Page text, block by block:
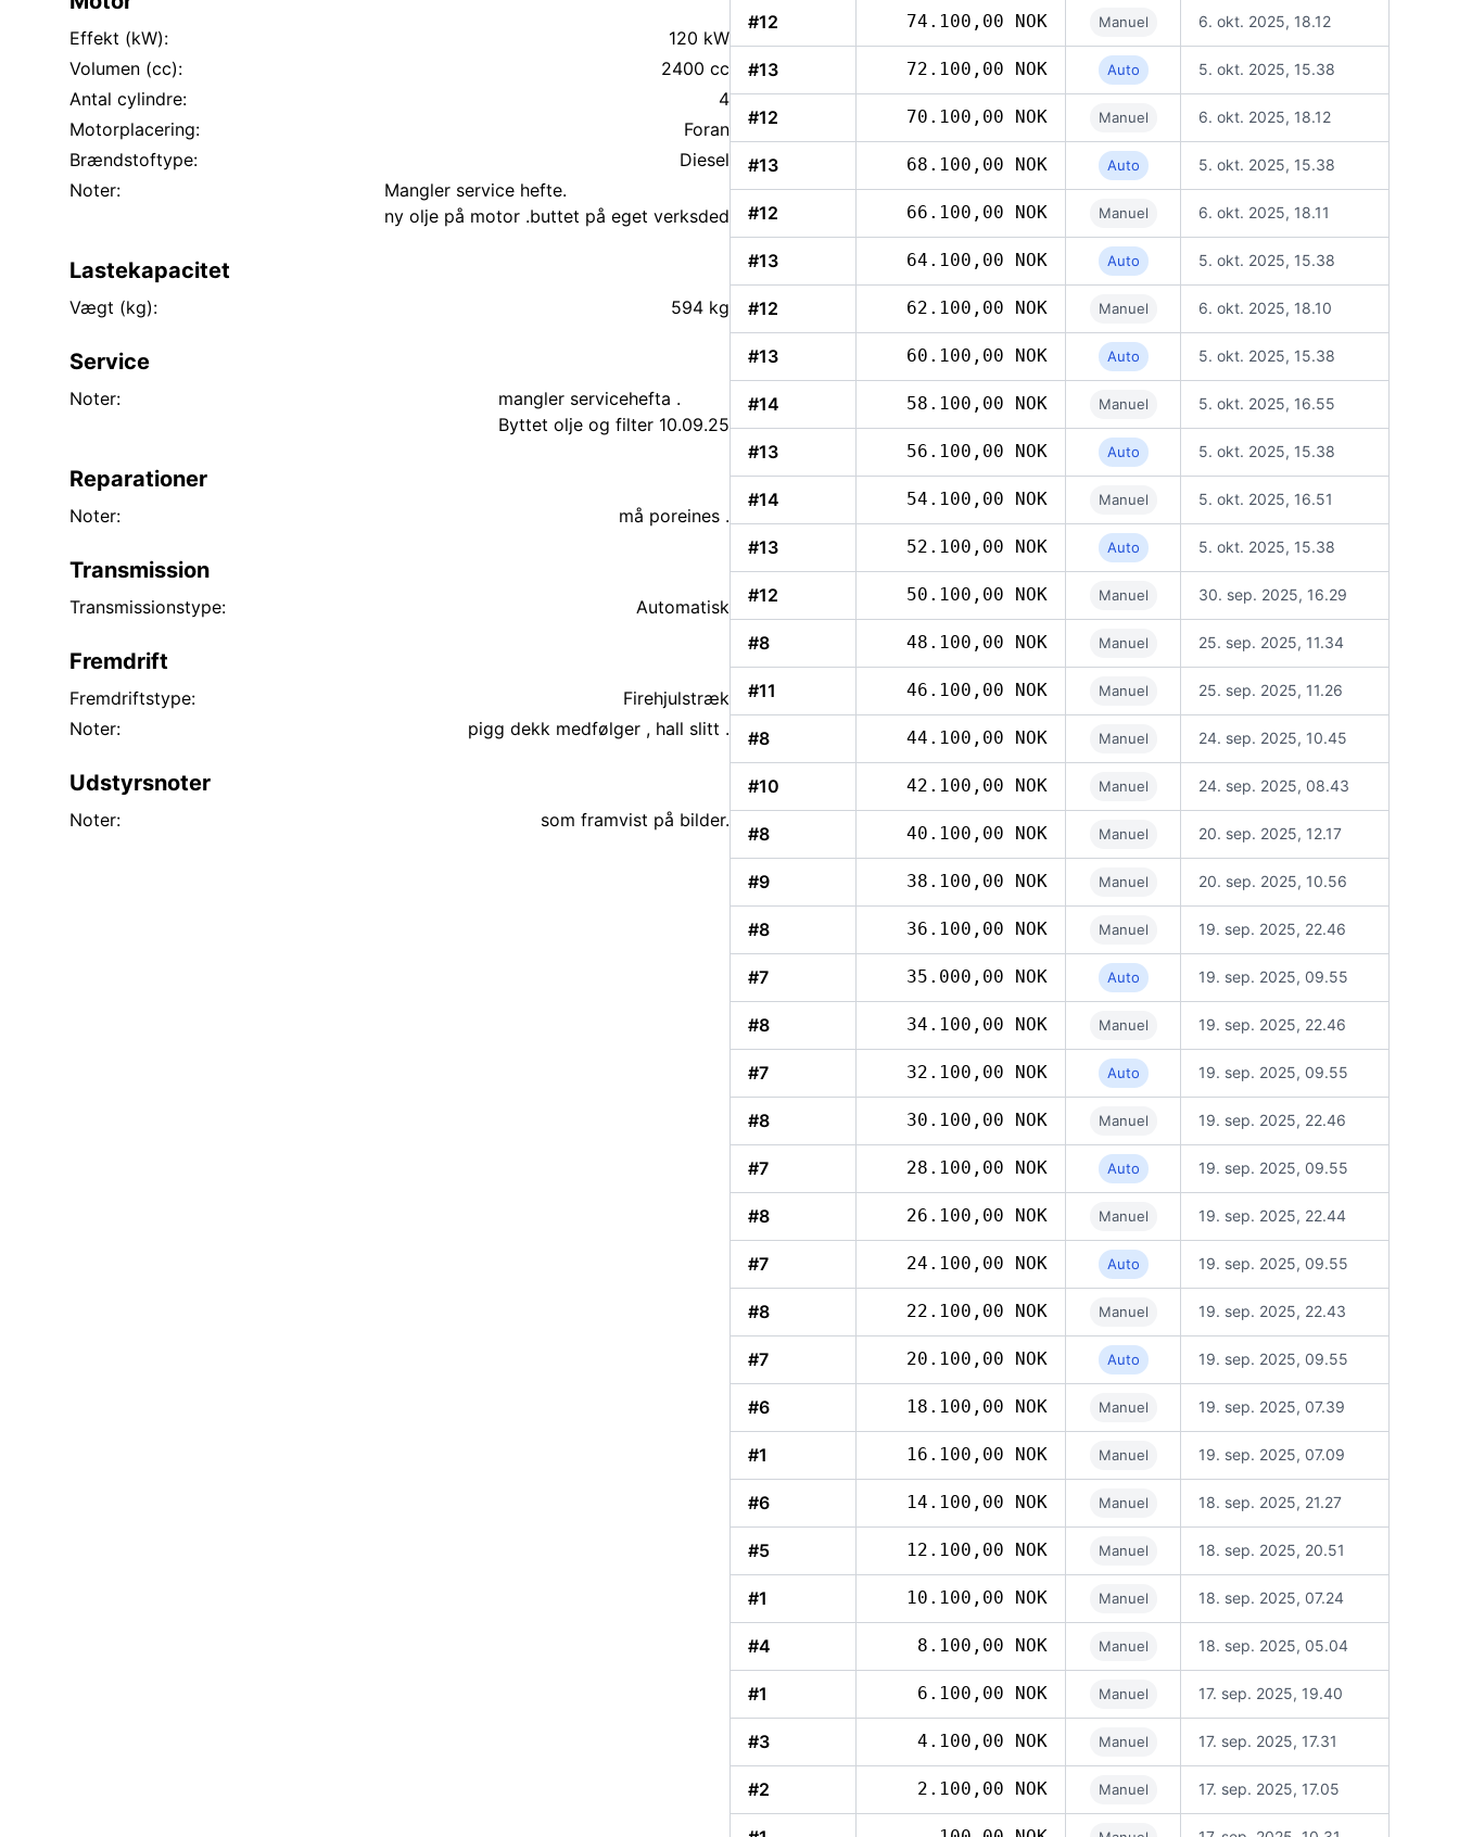
Effekt (kW):
120 kW
Volumen (cc):
2400 cc
Antal cylindre:
4
Motorplacering:
Foran
Brændstoftype:
Diesel
Noter:
Mangler service hefte.
ny olje på motor .buttet på eget verksded
Lastekapacitet
Vægt (kg): 594 kg
Service
Noter:
mangler servicehefta .
Byttet olje og filter 10.09.25
Reparationer
Noter: må poreines .
Transmission
Transmissionstype: Automatisk
Fremdrift
Fremdriftstype:
Firehjulstræk
Noter:
pigg dekk medfølger , hall slitt .
Udstyrsnoter
Noter: som framvist på bilder.
#12 74.100,00 NOK Manuel 6. okt. 2025, 18.12
#13 72.100,00 NOK Auto 5. okt. 2025, 15.38
#12 70.100,00 NOK Manuel 6. okt. 2025, 18.12
#13 68.100,00 NOK Auto 5. okt. 2025, 15.38
#12 66.100,00 NOK Manuel 6. okt. 2025, 18.11
#13 64.100,00 NOK Auto 5. okt. 2025, 15.38
#12 62.100,00 NOK Manuel 6. okt. 2025, 18.10
#13 60.100,00 NOK Auto 5. okt. 2025, 15.38
#14 58.100,00 NOK Manuel 5. okt. 2025, 16.55
#13 56.100,00 NOK Auto 5. okt. 2025, 15.38
#14 54.100,00 NOK Manuel 5. okt. 2025, 16.51
#13 52.100,00 NOK Auto 5. okt. 2025, 15.38
#12 50.100,00 NOK Manuel 30. sep. 2025, 16.29
#8 48.100,00 NOK Manuel 25. sep. 2025, 11.34
#11 46.100,00 NOK Manuel 25. sep. 2025, 11.26
#8 44.100,00 NOK Manuel 24. sep. 2025, 10.45
#10 42.100,00 NOK Manuel 24. sep. 2025, 08.43
#8 40.100,00 NOK Manuel 20. sep. 2025, 12.17
#9 38.100,00 NOK Manuel 20. sep. 2025, 10.56
#8 36.100,00 NOK Manuel 19. sep. 2025, 22.46
#7 35.000,00 NOK Auto 19. sep. 2025, 09.55
#8 34.100,00 NOK Manuel 19. sep. 2025, 22.46
#7 32.100,00 NOK Auto 19. sep. 2025, 09.55
#8 30.100,00 NOK Manuel 19. sep. 2025, 22.46
#7 28.100,00 NOK Auto 19. sep. 2025, 09.55
#8 26.100,00 NOK Manuel 19. sep. 2025, 22.44
#7 24.100,00 NOK Auto 19. sep. 2025, 09.55
#8 22.100,00 NOK Manuel 19. sep. 2025, 22.43
#7 20.100,00 NOK Auto 19. sep. 2025, 09.55
#6 18.100,00 NOK Manuel 19. sep. 2025, 07.39
#1 16.100,00 NOK Manuel 19. sep. 2025, 07.09
#6 14.100,00 NOK Manuel 18. sep. 2025, 21.27
#5 12.100,00 NOK Manuel 18. sep. 2025, 20.51
#1 10.100,00 NOK Manuel 18. sep. 2025, 07.24
#4 8.100,00 NOK Manuel 18. sep. 2025, 05.04
#1 6.100,00 NOK Manuel 17. sep. 2025, 19.40
#3 4.100,00 NOK Manuel 17. sep. 2025, 17.31
#2 2.100,00 NOK Manuel 17. sep. 2025, 17.05